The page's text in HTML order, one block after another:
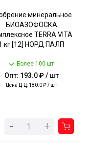
минеральное
БИОАЗОФОСКА
TERRA VITA
кг [12] НОРД ПАЛП
Более 100 шт
Опт: 193.0 ₽ / шт
Цена Ц-Ц: 180.0 ₽ / шт
- +